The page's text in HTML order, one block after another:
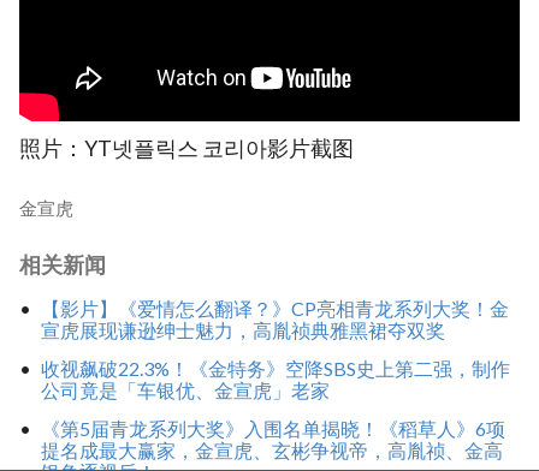
照片：YT넷플릭스 코리아影片截图
金宣虎
相关新闻
【影片】《爱情怎么翻译？》CP亮相青龙系列大奖！金
宣虎展现谦逊绅士魅力，高胤祯典雅黑裙夺双奖
收视飙破22.3%！《金特务》空降SBS史上第二强，制作
公司竟是「车银优、金宣虎」老家
《第5届青龙系列大奖》入围名单揭晓！《稻草人》6项
提名成最大赢家，金宣虎、玄彬争视帝，高胤祯、金高